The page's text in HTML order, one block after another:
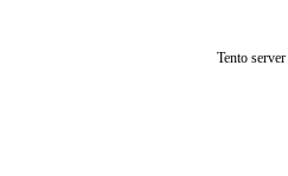
Tento